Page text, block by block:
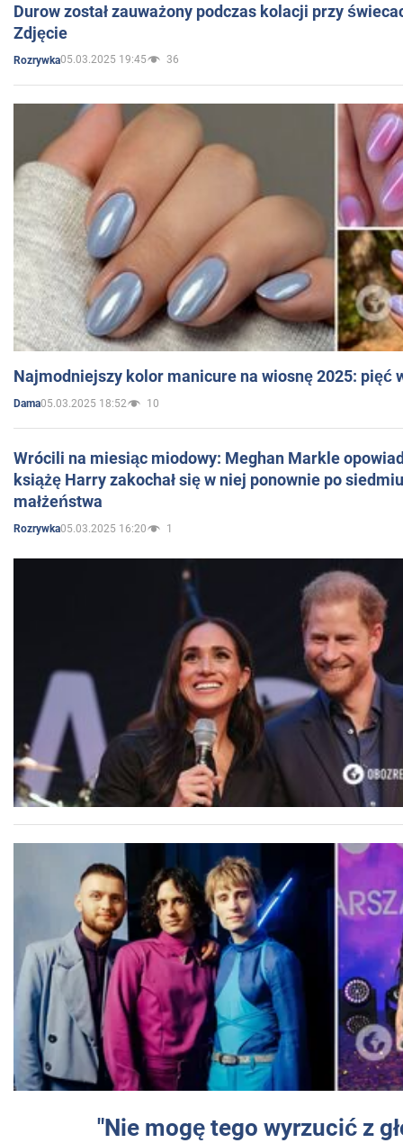
Durow został zauważony podczas kolacji przy
Zdjęcie
Rozrywka05.03.2025 19:45 36
Najmodniejszy kolor manicure na wiosnę 2025: pięć
Dama05.03.2025 18:52 10
Wrócili na miesiąc miodowy: Meghan Markle
książę Harry zakochał się w niej ponownie po
małżeństwa
Rozrywka05.03.2025 16:20 1
"Nie mogę tego wyrzucić z